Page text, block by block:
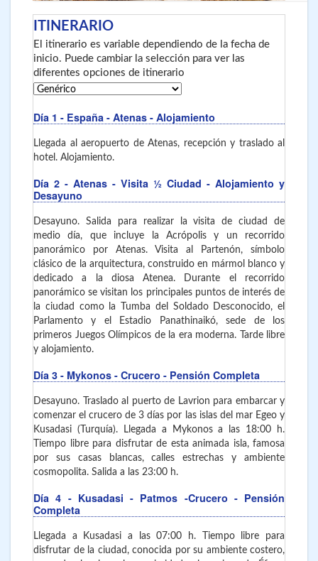
ITINERARIO
El itinerario es variable dependiendo de la fecha de
inicio. Puede cambiar la selección para ver las
diferentes opciones de itinerario
Día 1 - España - Atenas - Alojamiento
Llegada al aeropuerto de Atenas, recepción y traslado al
hotel. Alojamiento.
Día 2 - Atenas - Visita ½ Ciudad - Alojamiento y
Desayuno
Desayuno. Salida para realizar la visita de ciudad de
medio día, que incluye la Acrópolis y un recorrido
panorámico por Atenas. Visita al Partenón, símbolo
clásico de la arquitectura, construido en mármol blanco y
dedicado a la diosa Atenea. Durante el recorrido
panorámico se visitan los principales puntos de interés de
la ciudad como la Tumba del Soldado Desconocido, el
Parlamento y el Estadio Panathinaikó, sede de los
primeros Juegos Olímpicos de la era moderna. Tarde libre
y alojamiento.
Día 3 - Mykonos - Crucero - Pensión Completa
Desayuno. Traslado al puerto de Lavrion para embarcar y
comenzar el crucero de 3 días por las islas del mar Egeo y
Kusadasi (Turquía). Llegada a Mykonos a las 18:00 h.
Tiempo libre para disfrutar de esta animada isla, famosa
por sus casas blancas, calles estrechas y ambiente
cosmopolita. Salida a las 23:00 h.
Día 4 - Kusadasi - Patmos -Crucero - Pensión
Completa
Llegada a Kusadasi a las 07:00 h. Tiempo libre para
disfrutar de la ciudad, conocida por su ambiente costero,